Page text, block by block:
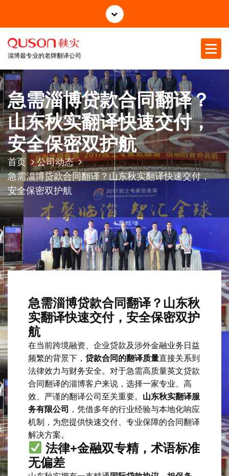
正
淄博最专业的老牌翻译公司
急需淄博贷款合同翻译？
山东秋实翻译快速交付，
安全保密双护航
首页
公司动态
急需淄博贷款合同翻译？山东秋实翻译快速交付，
安全保密双护航
急需淄博贷款合同翻译？山东秋
实翻译快速交付，安全保密双护
航
在当前跨境融资、企业贷款及涉外金融业务日益
频繁的背景下， 贷款合同的翻译质量直接关系到
法律效力与财务安全。对于急需高质量英文贷款
合同翻译的淄博客户来说，选择一家专业、高
效、严谨的翻译公司至关重要。 山东秋实翻译服
务有限公司
，凭借多年的行业经验与本地化响应
机制，为您提供快速交付、专业保障的合同翻译
解决方案。
法律+金融双专精，术语标准
无偏差